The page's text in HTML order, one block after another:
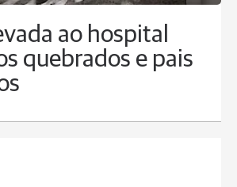
ao hospital
quebrados e pais